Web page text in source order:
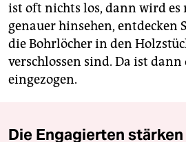
ist oft nichts los, dann wird es
genauer hinsehen, entdecken
die Bohrlöcher in den
verschlossen sind. Da ist
eingezogen.
Die Engagierten stärken